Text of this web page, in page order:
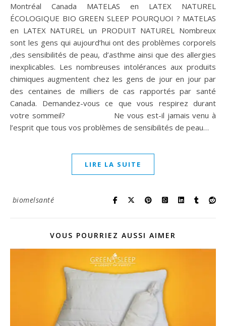
Montréal Canada MATELAS en LATEX NATUREL
ÉCOLOGIQUE BIO GREEN SLEEP POURQUOI ? MATELAS
en LATEX NATUREL un PRODUIT NATUREL Nombreux
sont les gens qui aujourd’hui ont des problèmes corporels
,des sensibilités de peau, d’asthme ainsi que des allergies
inexplicables. Les nombreuses intolérances aux produits
chimiques augmentent chez les gens de jour en jour par
des centaines de milliers de cas rapportés par santé
Canada. Demandez-vous ce que vous respirez durant
votre sommeil? Ne vous est-il jamais venu à
l’esprit que tous vos problèmes de sensibilités de peau…
LIRE LA SUITE
biomelsanté
VOUS POURRIEZ AUSSI AIMER